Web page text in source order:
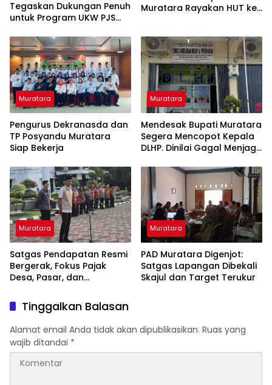
Tegaskan Dukungan Penuh
untuk Program UKW PJS
Muratara Rayakan HUT ke-
Muratara
Pengurus Dekranasda dan
TP Posyandu Muratara
Siap Bekerja
Muratara
Mendesak Bupati Muratara
Segera Mencopot Kepala
DLHP. Dinilai Gagal Menjaga
Muratara
Satgas Pendapatan Resmi
Bergerak, Fokus Pajak
Desa, Pasar, dan
Muratara
PAD Muratara Digenjot:
Satgas Lapangan Dibekali
Skajul dan Target Terukur
Tinggalkan Balasan
Alamat email Anda tidak akan dipublikasikan. Ruas yang
wajib ditandai *